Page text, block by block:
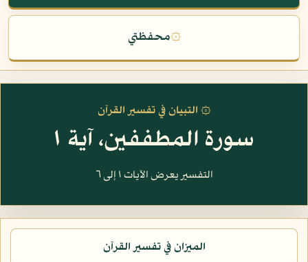
۞محفظتي
۞ التبيان في تفسير القرآن
سورة المطففين، آية ١
التفسير يعرض الآيات ١ إلى ٦
الميزان في تفسير القرآن